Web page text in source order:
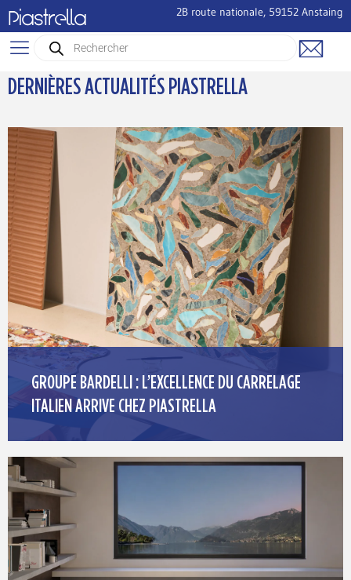
Piastrella 2B route nationale, 59152 Anstaing
DÉCOUVREZ LES
DERNIÈRES ACTUALITÉS PIASTRELLA
GROUPE BARDELLI : L’EXCELLENCE DU CARRELAGE
ITALIEN ARRIVE CHEZ PIASTRELLA